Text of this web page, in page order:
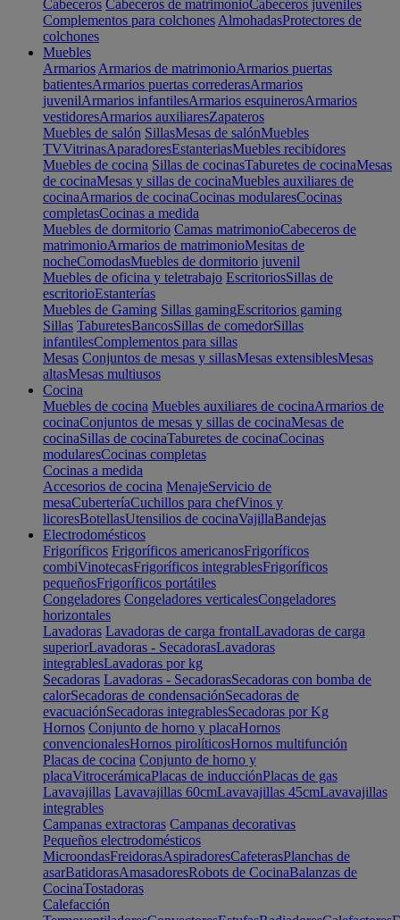
Cabeceros Cabeceros de matrimonioCabeceros juveniles
Complementos para colchones AlmohadasProtectores de
colchones
Muebles
Armarios Armarios de matrimonioArmarios puertas
batientesArmarios puertas correderasArmarios
juvenilArmarios infantilesArmarios esquinerosArmarios
vestidoresArmarios auxiliaresZapateros
Muebles de salón SillasMesas de salónMuebles
TVVitrinasAparadoresEstanteriasMuebles recibidores
Muebles de cocina Sillas de cocinasTaburetes de cocinaMesas
de cocinaMesas y sillas de cocinaMuebles auxiliares de
cocinaArmarios de cocinaCocinas modularesCocinas
completasCocinas a medida
Muebles de dormitorio Camas matrimonioCabeceros de
matrimonioArmarios de matrimonioMesitas de
nocheComodasMuebles de dormitorio juvenil
Muebles de oficina y teletrabajo EscritoriosSillas de
escritorioEstanterías
Muebles de Gaming Sillas gamingEscritorios gaming
Sillas TaburetesBancosSillas de comedorSillas
infantilesComplementos para sillas
Mesas Conjuntos de mesas y sillasMesas extensiblesMesas
altasMesas multiusos
Cocina
Muebles de cocina Muebles auxiliares de cocinaArmarios de
cocinaConjuntos de mesas y sillas de cocinaMesas de
cocinaSillas de cocinaTaburetes de cocinaCocinas
modularesCocinas completas
Cocinas a medida
Accesorios de cocina MenajeServicio de
mesaCuberteríaCuchillos para chefVinos y
licoresBotellasUtensilios de cocinaVajillaBandejas
Electrodomésticos
Frigoríficos Frigoríficos americanosFrigoríficos
combiVinotecasFrigoríficos integrablesFrigoríficos
pequeñosFrigoríficos portátiles
Congeladores Congeladores verticalesCongeladores
horizontales
Lavadoras Lavadoras de carga frontalLavadoras de carga
superiorLavadoras - SecadorasLavadoras
integrablesLavadoras por kg
Secadoras Lavadoras - SecadorasSecadoras con bomba de
calorSecadoras de condensaciónSecadoras de
evacuaciónSecadoras integrablesSecadoras por Kg
Hornos Conjunto de horno y placaHornos
convencionalesHornos pirolíticosHornos multifunción
Placas de cocina Conjunto de horno y
placaVitrocerámicaPlacas de inducciónPlacas de gas
Lavavajillas Lavavajillas 60cmLavavajillas 45cmLavavajillas
integrables
Campanas extractoras Campanas decorativas
Pequeños electrodomésticos
MicroondasFreidorasAspiradoresCafeterasPlanchas de
asarBatidorasAmasadoresRobots de CocinaBalanzas de
CocinaTostadoras
Calefacción